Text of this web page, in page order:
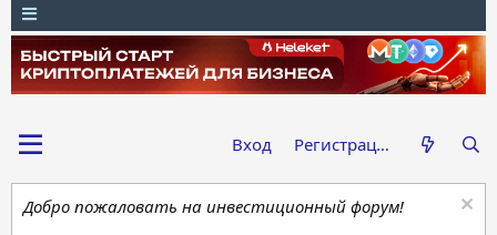
Вход Регистрация
Добро пожаловать на инвестиционный форум!